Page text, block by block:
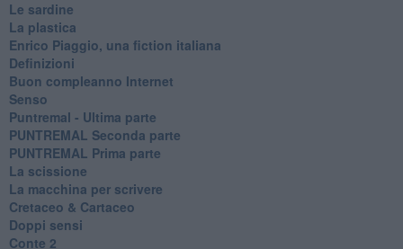
Le sardine
La plastica
​Enrico Piaggio, una fiction italiana
Definizioni
​Buon compleanno Internet
Senso
Puntremal - Ultima parte
PUNTREMAL Seconda parte
​PUNTREMAL Prima parte
La scissione
La macchina per scrivere
Cretaceo & Cartaceo
Doppi sensi
​Conte 2